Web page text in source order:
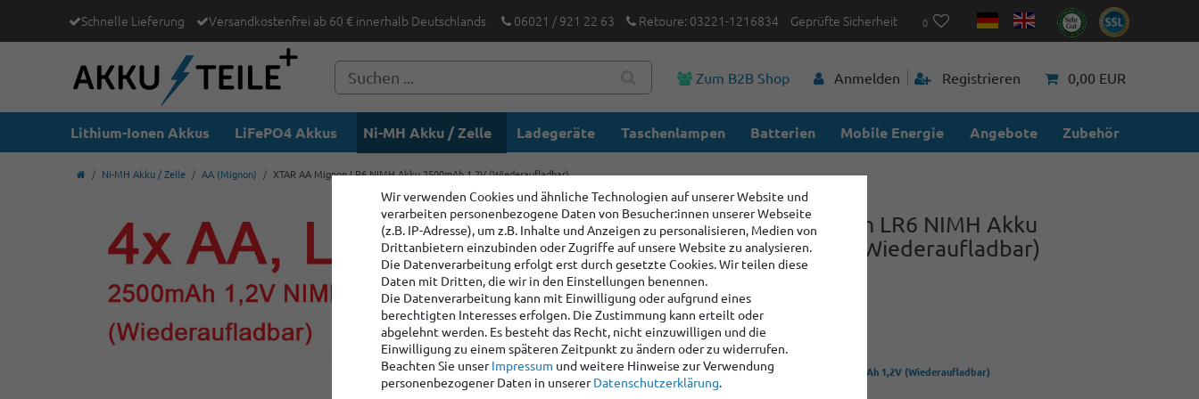
Schnelle Lieferung Versandkostenfrei ab 60 € innerhalb Deutschlands 06021 / 921 22 63 Retoure: 03221-1216834 Geprüfte Sicherheit 0
Zum B2B Shop Anmelden Registrieren 0,00 EUR
Lithium-Ionen Akkus LiFePO4 Akkus Ni-MH Akku / Zelle Ladegeräte Taschenlampen Batterien Mobile Energie Angebote Zubehör
Ni-MH Akku / Zelle AA (Mignon) XTAR AA Mignon LR6 NIMH Akku 2500mAh 1,2V (Wiederaufladbar)
XTAR AA Mignon LR6 NIMH Akku
2500mAh 1,2V (Wiederaufladbar)
Artikelnummer:
Hersteller :Xtar
Artikelpaket Inhalt:
4 xXTAR AA LR6 NIMH Akku 2600mAh 1,2V (Wiederaufladbar)
Wir verwenden Cookies und ähnliche Technologien auf unserer Website und
verarbeiten personenbezogene Daten von Besucher:innen unserer Webseite
(z.B. IP-Adresse), um z.B. Inhalte und Anzeigen zu personalisieren, Medien von
Drittanbietern einzubinden oder Zugriffe auf unsere Website zu analysieren.
Die Datenverarbeitung erfolgt erst durch gesetzte Cookies. Wir teilen diese
Daten mit Dritten, die wir in den Einstellungen benennen.
Die Datenverarbeitung kann mit Einwilligung oder aufgrund eines
berechtigten Interesses erfolgen. Die Zustimmung kann erteilt oder
abgelehnt werden. Es besteht das Recht, nicht einzuwilligen und die
Einwilligung zu einem späteren Zeitpunkt zu ändern oder zu widerrufen.
Beachten Sie unserImpressum und weitere Hinweise zur Verwendung
personenbezogener Daten in unsererDaten­schutz­erklärung.